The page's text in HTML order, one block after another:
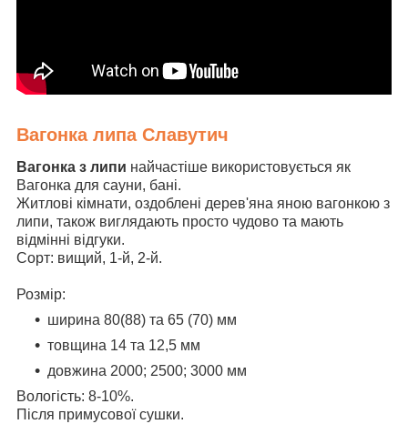
Вагонка липа Славутич
Вагонка з липи найчастіше використовується як
Вагонка для сауни, бані.
Житлові кімнати, оздоблені дерев'яна яною вагонкою з
липи, також виглядають просто чудово та мають
відмінні відгуки.
Сорт: вищий, 1-й, 2-й.
Розмір:
ширина 80(88) та 65 (70) мм
товщина 14 та 12,5 мм
довжина 2000; 2500; 3000 мм
Вологість: 8-10%.
Після примусової сушки.